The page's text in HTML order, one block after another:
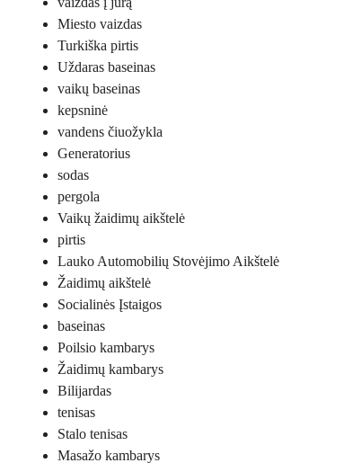
Miesto vaizdas
Turkiška pirtis
Uždaras baseinas
vaikų baseinas
kepsninė
vandens čiuožykla
Generatorius
sodas
pergola
Vaikų žaidimų aikštelė
pirtis
Lauko Automobilių Stovėjimo Aikštelė
Žaidimų aikštelė
Socialinės Įstaigos
baseinas
Poilsio kambarys
Žaidimų kambarys
Bilijardas
tenisas
Stalo tenisas
Masažo kambarys